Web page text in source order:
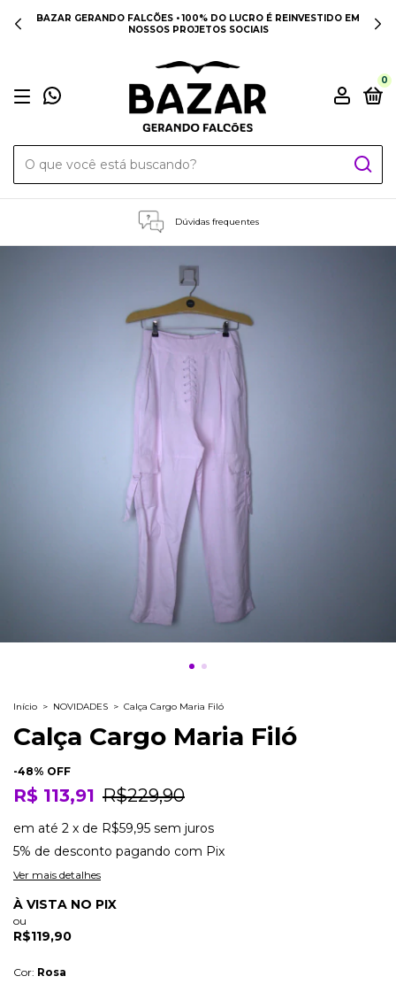
BAZAR GERANDO FALCÕES • 100% DO LUCRO É REINVESTIDO EM
NOSSOS PROJETOS SOCIAIS
0
Dúvidas frequentes
Início > NOVIDADES > Calça Cargo Maria Filó
Calça Cargo Maria Filó
-48% OFF
R$ 113,91 R$229,90
em até 2 x de R$59,95 sem juros
5% de desconto pagando com Pix
Ver mais detalhes
À VISTA NO PIX
ou
R$119,90
Cor: Rosa